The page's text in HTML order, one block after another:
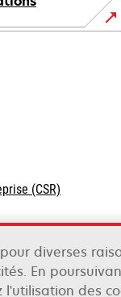
(CSR)
un
nouvel
onglet
une entreprise
diverses
En
l'utilisation des